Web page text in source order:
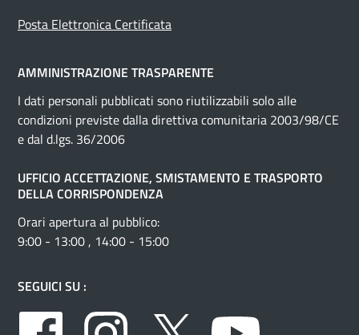
Posta Elettronica Certificata
AMMINISTRAZIONE TRASPARENTE
I dati personali pubblicati sono riutilizzabili solo alle
condizioni previste dalla direttiva comunitaria 2003/98/CE
e dal d.lgs. 36/2006
UFFICIO ACCETTAZIONE, SMISTAMENTO E TRASPORTO
DELLA CORRISPONDENZA
Orari apertura al pubblico:
9:00 - 13:00 , 14:00 - 15:00
SEGUICI SU :
Facebook
Instagram Twitter